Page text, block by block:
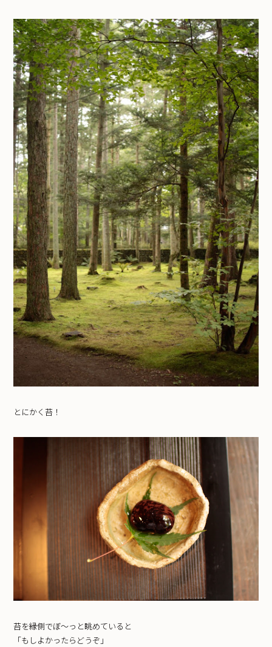
とにかく苔！
苔を縁側でぼ〜っと眺めていると
「もしよかったらどうぞ」